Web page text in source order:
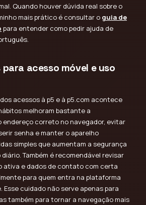
Quando houver dúvida real sobre o
mais prático é consultar o guia de
para entender como pedir ajuda de
acesso móvel e uso
acessos à p5 e à p5.com acontece
melhoram bastante a
endereço correto no navegador, evitar
senha e manter o aparelho
simples que aumentam a segurança
Também é recomendável revisar
ativa e dados de contato com certa
para quem entra na plataforma
cuidado não serve apenas para
também para tornar a navegação mais